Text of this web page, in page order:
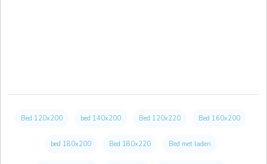
Bed 120x200 bed 140x200 Bed 120x220 Bed 160x200
bed 180x200 Bed 180x220 Bed met laden